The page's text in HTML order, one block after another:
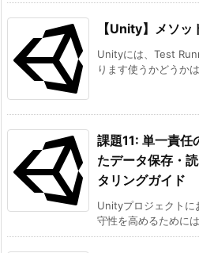
用
例:
8.
ま
【Unity】メソッ
Unityには、Test
ります使うかどうか
課題11: 単一責任
たデータ保存・
タリングガイド
Unityプロジェクトに
守性を高めるために